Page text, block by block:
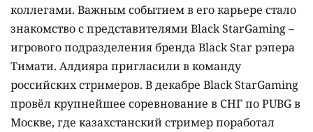
коллегами. Важным событием в его карьере стало
знакомство с представителями Black StarGaming –
игрового подразделения бренда Black Star рэпера
Тимати. Алдияра пригласили в команду
российских стримеров. В декабре Black StarGaming
провёл крупнейшее соревнование в СНГ по PUBG в
Москве, где казахстанский стример поработал